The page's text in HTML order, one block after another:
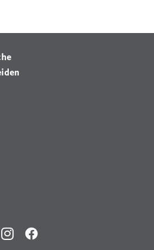
InstagramFacebook